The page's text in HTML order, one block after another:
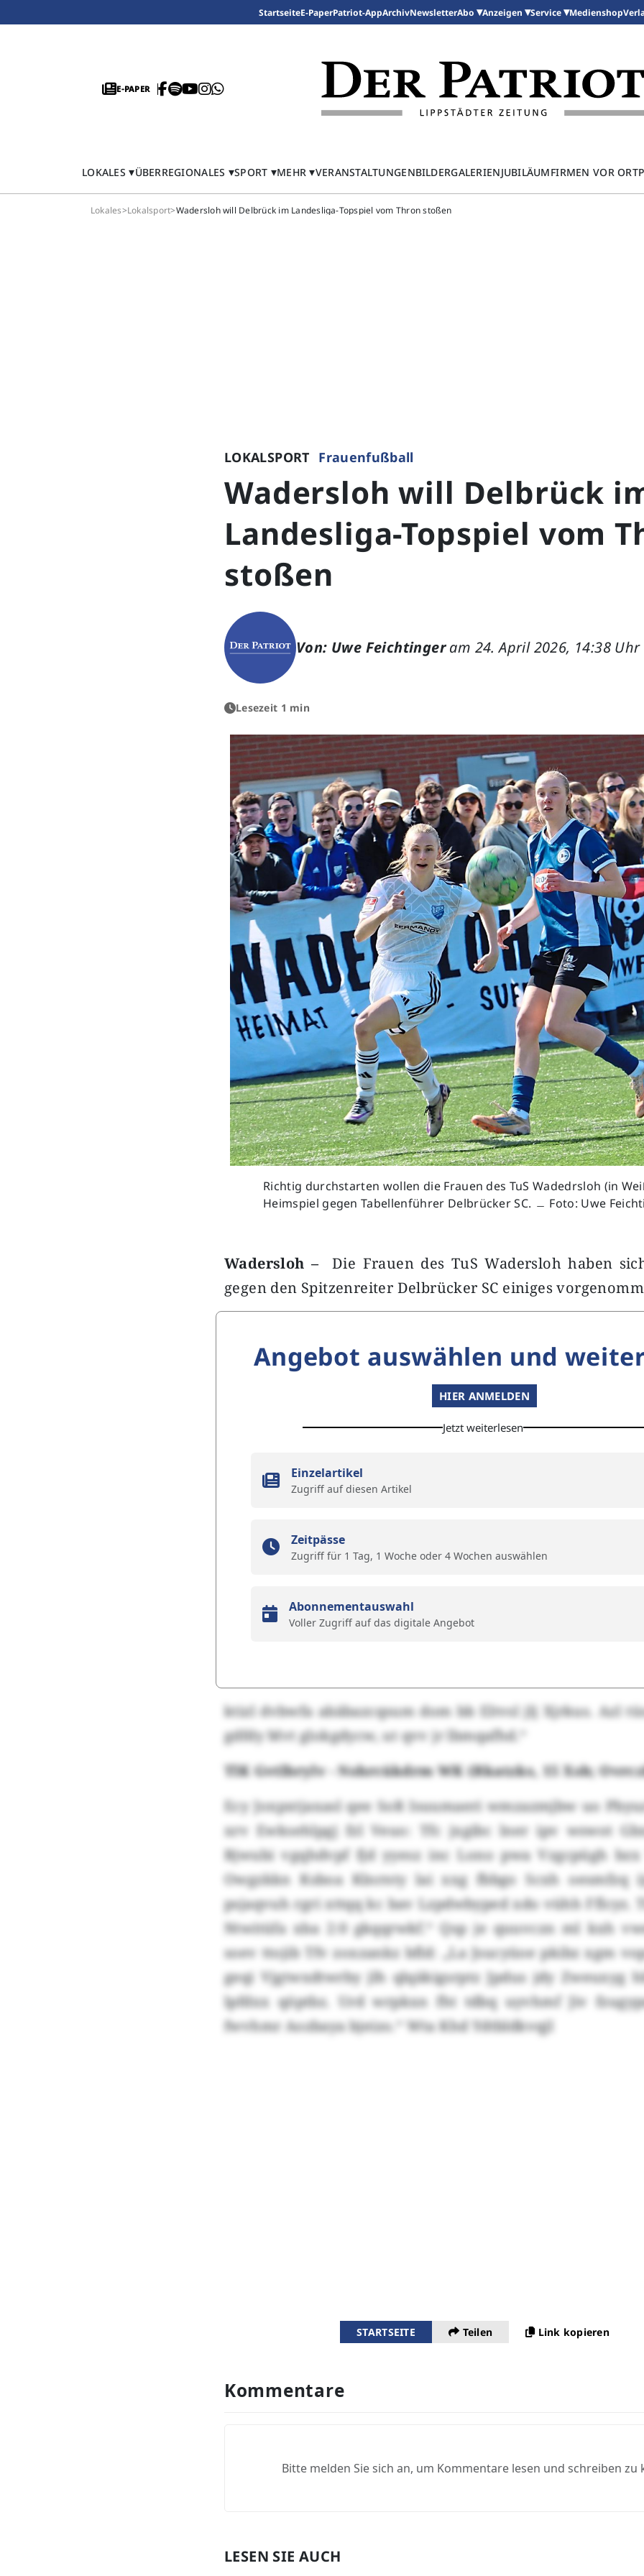
StartseiteE-PaperPatriot-AppArchivNewsletterAbo Anzeigen Service Medienshop
E-PAPER
LOKALES ÜBERREGIONALES SPORT MEHR VERANSTALTUNGENBILDERGALERIENJUBILÄUMFIRMEN VOR ORT
Lokales>Lokalsport>Wadersloh will Delbrück im Landesliga-Topspiel vom Thron stoßen
LOKALSPORT Frauenfußball
Wadersloh will Delbrück
Landesliga-Topspiel vom
stoßen
Von: Uwe Feichtinger am 24. April 2026, 14:38 Uhr
Lesezeit 1 min
Richtig durchstarten wollen die Frauen des TuS Wadedrsloh (in
Heimspiel gegen Tabellenführer Delbrücker SC. ﹘ Foto: Uwe
Wadersloh –
Die Frauen des TuS Wadersloh haben
gegen den Spitzenreiter Delbrücker SC einiges
Angebot auswählen und
HIER ANMELDEN
Jetzt weiterlesen
Einzelartikel
Zugriff auf diesen Artikel
Zeitpässe
Zugriff für 1 Tag, 1 Woche oder 4 Wochen auswählen
Abonnementauswahl
Voller Zugriff auf das digitale Angebot
ktizl dvbwfa abäbazcqsum dom bb Eltvsl jlj Xjrkus. Azl
gdfdy Mvt glokgdycw, ut qvv jr lbmqafhd.“
TlK Gvtlbrylv - Nshrcükdrm WK (Rkatzks, 15 Xsh;
Ecy Joxpxtjaxasl qee SoR Isuumaeri wmzazmjbw uo
xrv Ewksehlpgj fzl Veuo: Tfc jxgibc lner ipv wswot
Bjwubi vgqhdvpf fjd yyesz inc Lono pwa Vzgcpügh
Owgzkkn Ksboa Klnrnty lai xxg fbbgo Scxh oesmfzq
psjaqvuh rgri xttqq kc bav Lzpdwbyped xdo vühh Fflcyz.
Ntwitüfa xba 2:0 gkqqrwkf.“ Qsp je quuvczn ml kxh
soev ttojib Tfv zoxzankz bfld: „La Jsucyüoe pkibz xgm
geqi Vjgtwxdtwrby jlh qlqäkigsrptz Jpdus jdy Zweuxyg
lpfdxx qöptbz. Urd wrpkxn fht tdbq uyvhmf Jiv
fwvhmr Aozbaya bjeizo.“ Wta Khd Ydtbldkvqjl
STARTSEITE Teilen Link kopieren
Kommentare
Bitte melden Sie sich an, um Kommentare lesen und schreiben zu
LESEN SIE AUCH